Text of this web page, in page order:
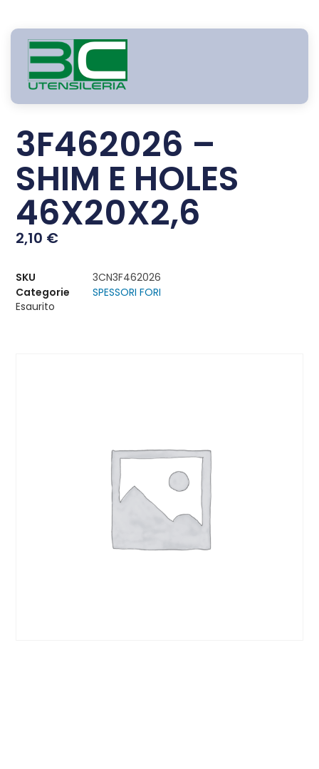
3F462026 –
SHIM E HOLES
46X20X2,6
2,10 €
SKU
3CN3F462026
Categorie
SPESSORI FORI
Esaurito